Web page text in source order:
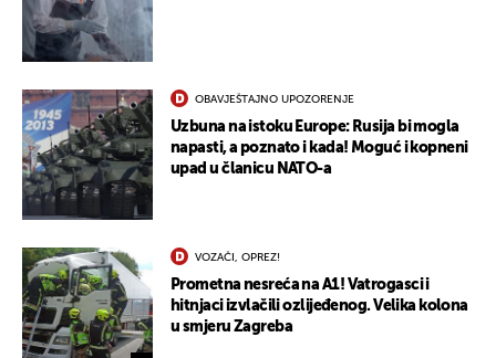
OBAVJEŠTAJNO UPOZORENJE
Uzbuna na istoku Europe: Rusija bi mogla
napasti, a poznato i kada! Moguć i kopneni
upad u članicu NATO-a
VOZAČI, OPREZ!
Prometna nesreća na A1! Vatrogasci i
hitnjaci izvlačili ozlijeđenog. Velika kolona
u smjeru Zagreba